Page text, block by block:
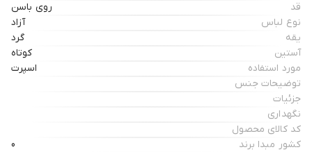
قد
روی باسن
نوع لباس
آزاد
یقه
گرد
آستین
کوتاه
مورد استفاده
اسپرت
توضیحات جنس
جزئیات
نگهداری
کد کالای محصول
کشور مبدا برند
0